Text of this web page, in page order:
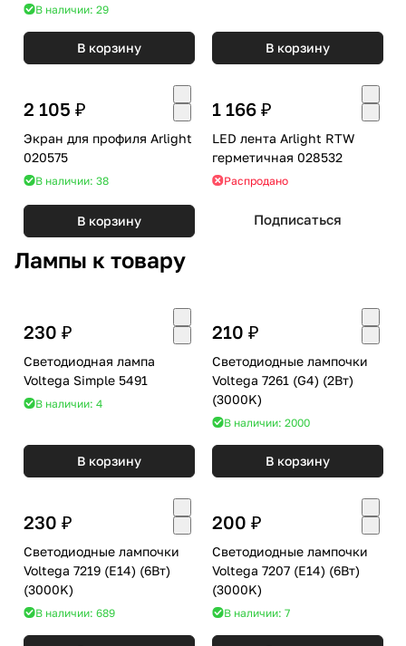
В наличии: 29
В корзину В корзину
2 105 ₽
Экран для профиля Arlight
020575
В наличии: 38
В корзину
1 166 ₽
LED лента Arlight RTW
герметичная 028532
Распродано
Подписаться
Лампы к товару
230 ₽
Светодиодная лампа
Voltega Simple 5491
В наличии: 4
В корзину
210 ₽
Светодиодные лампочки
Voltega 7261 (G4) (2Вт)
(3000K)
В наличии: 2000
В корзину
230 ₽
Светодиодные лампочки
Voltega 7219 (E14) (6Вт)
(3000K)
В наличии: 689
200 ₽
Светодиодные лампочки
Voltega 7207 (E14) (6Вт)
(3000K)
В наличии: 7